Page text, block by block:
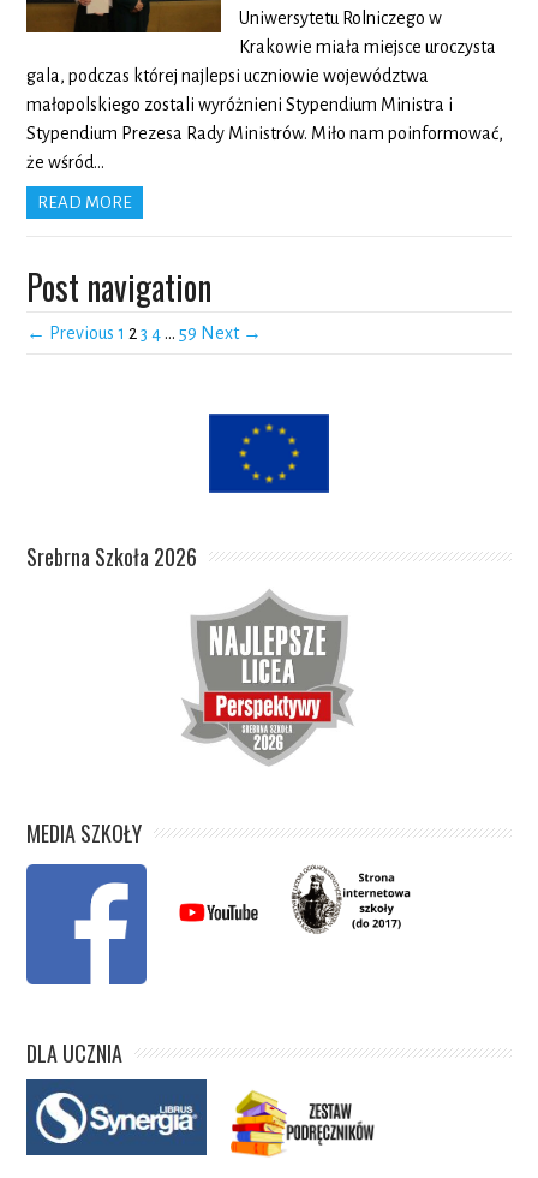
Uniwersytetu Rolniczego w
Krakowie miała miejsce uroczysta
gala, podczas której najlepsi uczniowie województwa
małopolskiego zostali wyróżnieni Stypendium Ministra i
Stypendium Prezesa Rady Ministrów. Miło nam poinformować,
że wśród…
READ MORE
Post navigation
← Previous 1 2 3 4 … 59 Next →
Srebrna Szkoła 2026
MEDIA SZKOŁY
DLA UCZNIA